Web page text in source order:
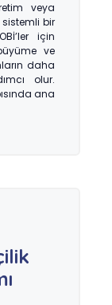
veya
bir
için
ve
daha
olur.
ana